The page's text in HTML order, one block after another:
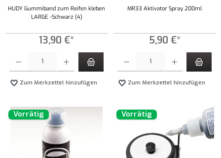
HUDY Gummiband zum Reifen kleben
LARGE -Schwarz (4)
13,90 €*
Zum Merkzettel hinzufügen
MR33 Aktivator Spray 200ml
5,90 €*
Zum Merkzettel hinzufügen
Vorrätig Vorrätig